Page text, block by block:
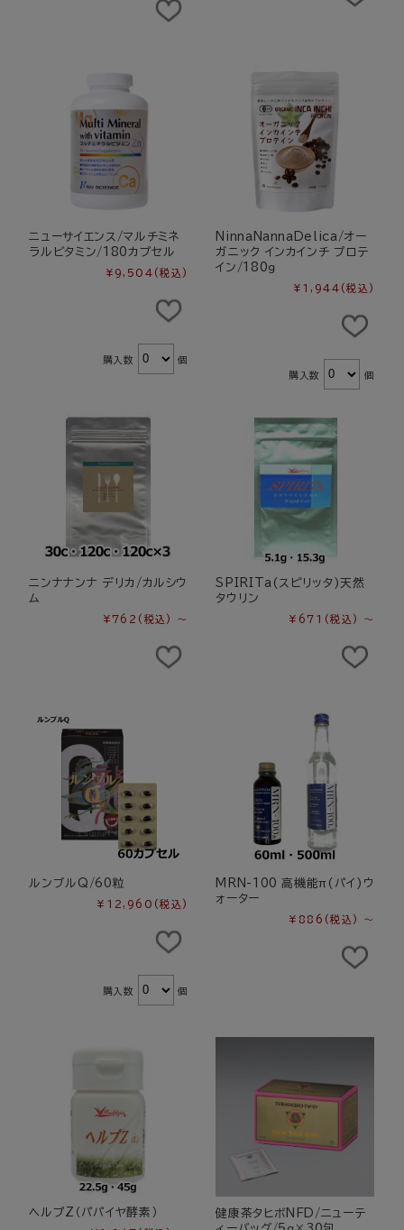
ニューサイエンス/マルチミネ
ラルビタミン/180カプセル
¥9,504 (税込)
購入数 個
NinnaNannaDelica/オー
ガニック インカインチ プロテ
イン/180ｇ
¥1,944 (税込)
購入数 個
ニンナナンナ デリカ/カルシウ
ム
¥762 (税込) ～
SPIRITa(スピリッタ)天然
タウリン
¥671 (税込) ～
ルンブルQ/60粒
¥12,960 (税込)
購入数 個
MRN-100 高機能π(パイ)ウ
ォーター
¥886 (税込) ～
ヘルプZ（パパイヤ酵素）
健康茶タヒボNFD/ニューテ